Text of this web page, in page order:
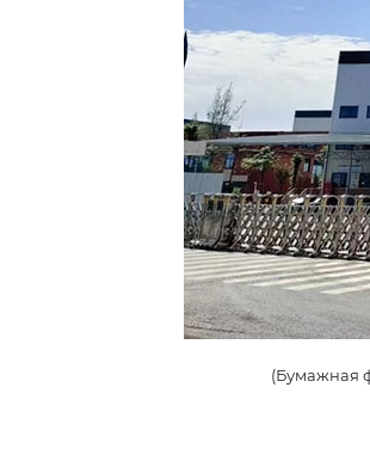
(Бумажная